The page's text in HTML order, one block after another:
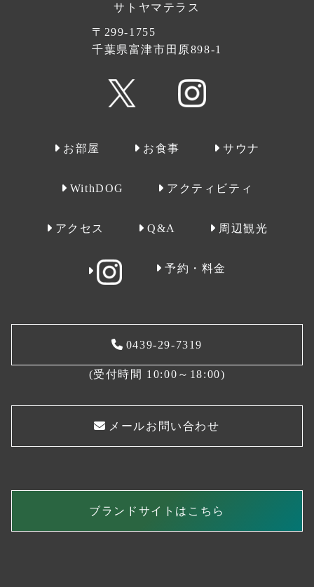
サトヤマテラス
〒299-1755
千葉県富津市田原898-1
お部屋 お食事 サウナ
WithDOG アクティビティ
アクセス Q&A 周辺観光
予約・料金
0439-29-7319
(受付時間 10:00～18:00)
メールお問い合わせ
ブランドサイトはこちら